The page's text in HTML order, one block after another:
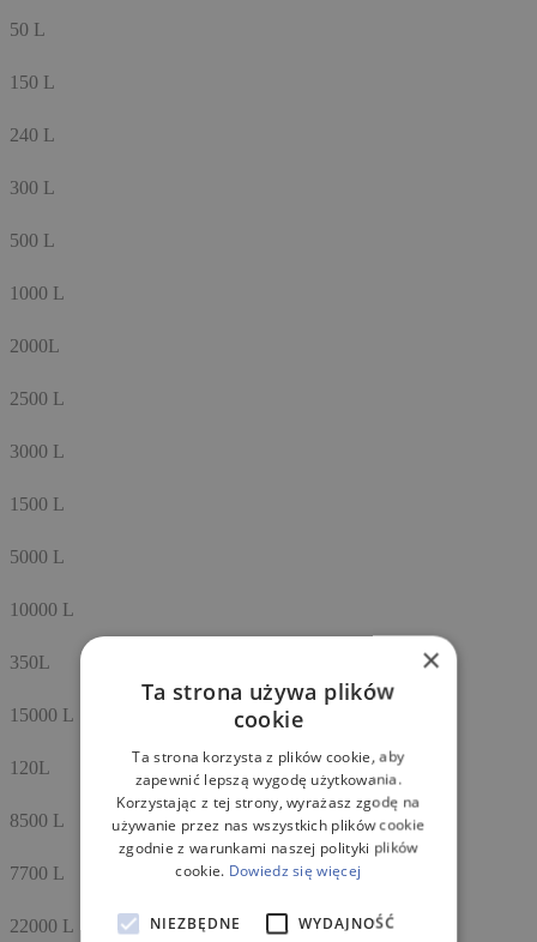
50 L
150 L
240 L
300 L
500 L
1000 L
2000L
2500 L
3000 L
1500 L
5000 L
10000 L
350L
15000 L
120L
8500 L
7700 L
22000 L
×
Ta strona używa plików
cookie
Ta strona korzysta z plików cookie, aby
zapewnić lepszą wygodę użytkowania.
Korzystając z tej strony, wyrażasz zgodę na
używanie przez nas wszystkich plików cookie
zgodnie z warunkami naszej polityki plików
cookie. Dowiedz się więcej
NIEZBĘDNE WYDAJNOŚĆ